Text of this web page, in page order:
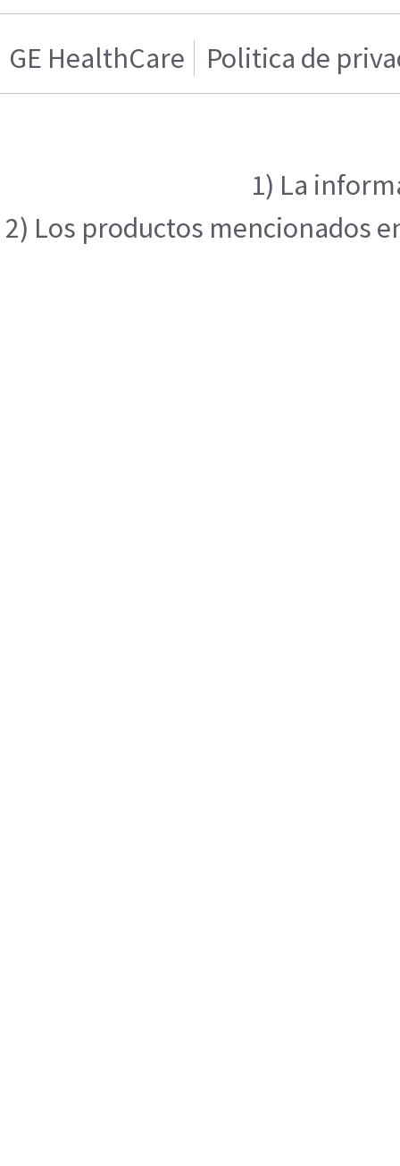
GE HealthCare Politica de
1) La
2) Los productos mencionados